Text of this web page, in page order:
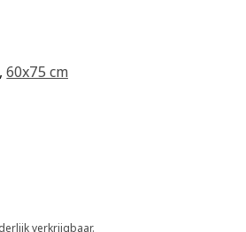
60x75 cm
Totaal beoordelingen: 2
verkrijgbaar.